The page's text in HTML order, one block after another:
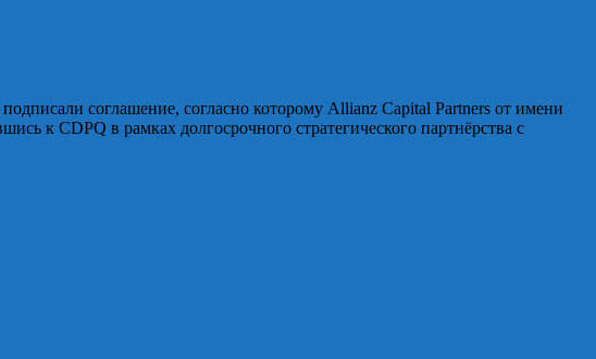
соглашение, согласно которому Allianz Capital Partners от имени
к CDPQ в рамках долгосрочного стратегического партнёрства с